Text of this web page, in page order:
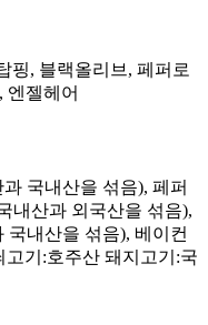
핑, 블랙올리브, 페퍼로
엔젤헤어
국내산을 섞음), 페퍼
내산과 외국산을 섞음),
내산을 섞음), 베이컨
기:호주산 돼지고기:국